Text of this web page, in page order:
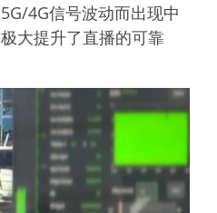
4G信号波动而出现中
大提升了直播的可靠